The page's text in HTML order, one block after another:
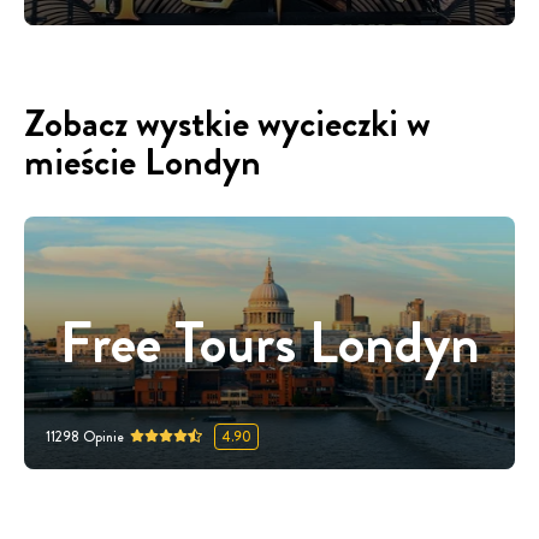
Zobacz wystkie wycieczki w
mieście Londyn
Free Tours Londyn
11298 Opinie 4.90